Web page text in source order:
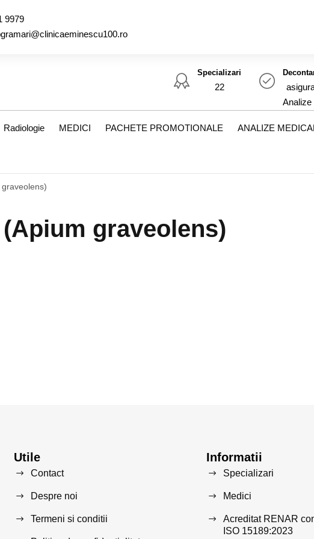
9979
Specializari
22
Analize
Radiologie MEDICI PACHETE PROMOTIONALE ANALIZE
graveolens)
Utile
Contact
Despre noi
Termeni si conditii
Informatii
Specializari
Medici
Acreditat RENAR
ISO 15189:2023